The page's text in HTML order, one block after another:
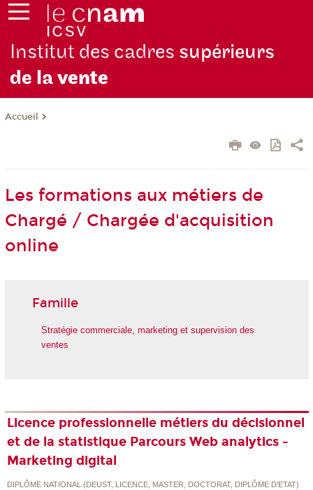
Institut des cadres supérieurs
de lavente
Accueil
Les formations aux métiers de
Chargé / Chargée d'acquisition
online
Famille
Stratégie commerciale, marketing et supervision des
ventes
Licence professionnelle métiers du décisionnel
et de la statistique Parcours Web analytics -
Marketing digital
DIPLÔME NATIONAL (DEUST, LICENCE, MASTER, DOCTORAT, DIPLÔME D'ETAT)